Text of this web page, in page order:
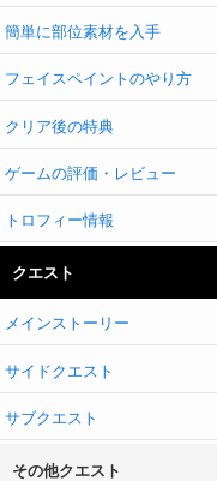
簡単に部位素材を入手
フェイスペイントのやり方
クリア後の特典
ゲームの評価・レビュー
トロフィー情報
クエスト
メインストーリー
サイドクエスト
サブクエスト
その他クエスト